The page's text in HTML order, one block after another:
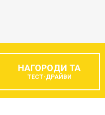
НАГОРОДИ ТА
ТЕСТ-ДРАЙВИ